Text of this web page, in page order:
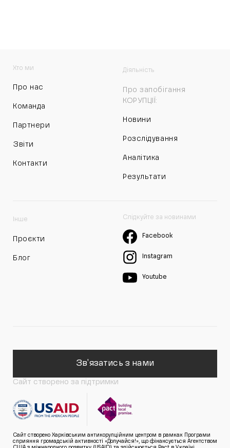
Хто ми
Про нас
Команда
Партнери
Звіти
Контакти
Діяльність
Про запобігання
КОРУПЦІЇ:
Новини
Розслідування
Аналітика
Результати
Інше
Проєкти
Блог
Слідкуйте за новинами
Facebook
Instagram
Youtube
Зв'язатись з нами
Сайт створено за підтримки
Сайт створено Харківським антикорупційним центром в рамках Програми
сприяння громадській активності «Долучайся!», що фінансується Агентством